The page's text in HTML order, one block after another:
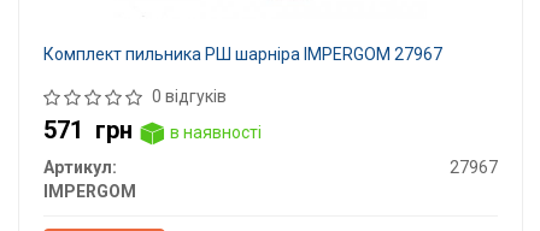
Комплект пильника РШ шарніра IMPERGOM 27967
0 відгуків
571 грн
в наявності
Артикул:
27967
IMPERGOM